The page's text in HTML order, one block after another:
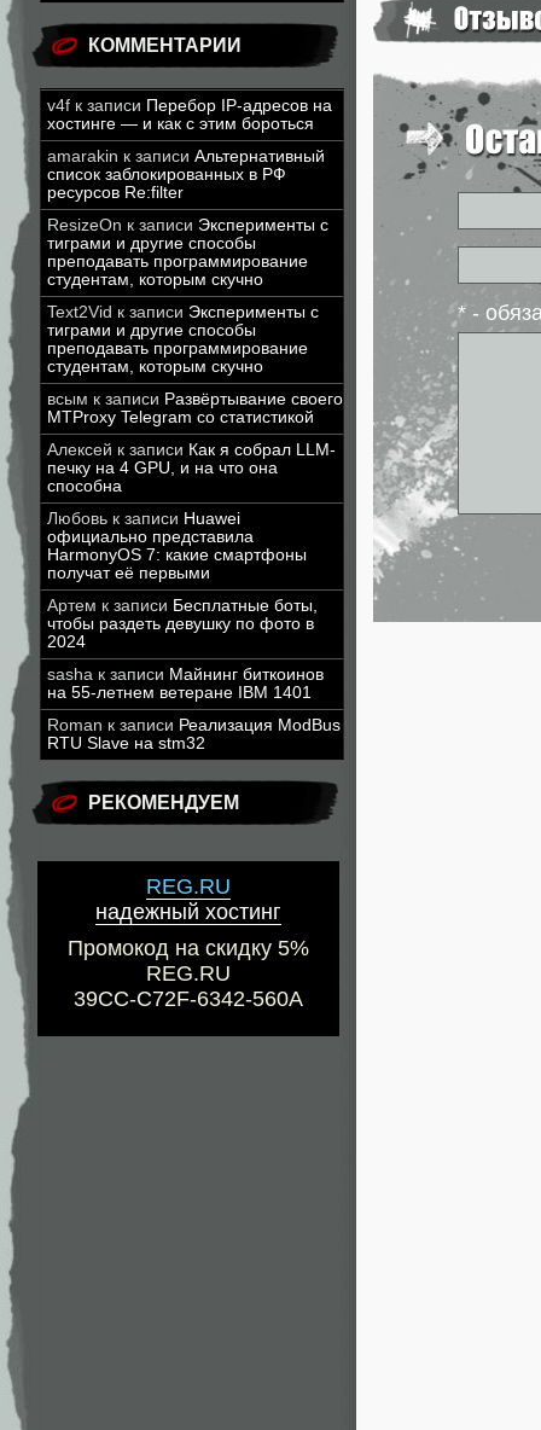
КОММЕНТАРИИ
v4f к записи Перебор IP-адресов на
хостинге — и как с этим бороться
amarakin к записи Альтернативный
список заблокированных в РФ
ресурсов Re:filter
ResizeOn к записи Эксперименты с
тиграми и другие способы
преподавать программирование
студентам, которым скучно
Text2Vid к записи Эксперименты с
тиграми и другие способы
преподавать программирование
студентам, которым скучно
всым к записи Развёртывание своего
MTProxy Telegram со статистикой
Алексей к записи Как я собрал LLM-
печку на 4 GPU, и на что она
способна
Любовь к записи Huawei
официально представила
HarmonyOS 7: какие смартфоны
получат её первыми
Артем к записи Бесплатные боты,
чтобы раздеть девушку по фото в
2024
sasha к записи Майнинг биткоинов
на 55-летнем ветеране IBM 1401
Roman к записи Реализация ModBus
RTU Slave на stm32
РЕКОМЕНДУЕМ
REG.RU
надежный хостинг
Промокод на скидку 5%
REG.RU
39CC-C72F-6342-560A
* -